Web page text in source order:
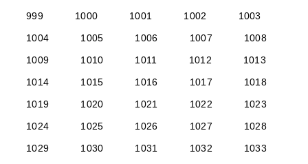
999
1000 1001 1002
1003
1004
1005 1006 1007
1008
1009
1010 1011 1012
1013
1014
1015 1016 1017
1018
1019
1020 1021 1022
1023
1024
1025 1026 1027
1028
1029
1030 1031 1032
1033